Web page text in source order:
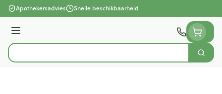
Ga naar de inhoud
Apothekersadvies Snelle beschikbaarheid
Menu
Product, merk, categorie...
Zoek